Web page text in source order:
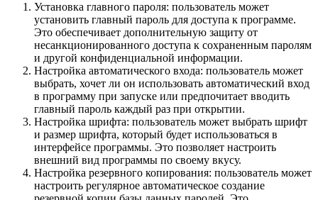
Установка главного пароля: пользователь может
установить главный пароль для доступа к программе.
Это обеспечивает дополнительную защиту от
несанкционированного доступа к сохраненным паролям
и другой конфиденциальной информации.
Настройка автоматического входа: пользователь может
выбрать, хочет ли он использовать автоматический вход
в программу при запуске или предпочитает вводить
главный пароль каждый раз при открытии.
Настройка шрифта: пользователь может выбрать шрифт
и размер шрифта, который будет использоваться в
интерфейсе программы. Это позволяет настроить
внешний вид программы по своему вкусу.
Настройка резервного копирования: пользователь может
настроить регулярное автоматическое создание